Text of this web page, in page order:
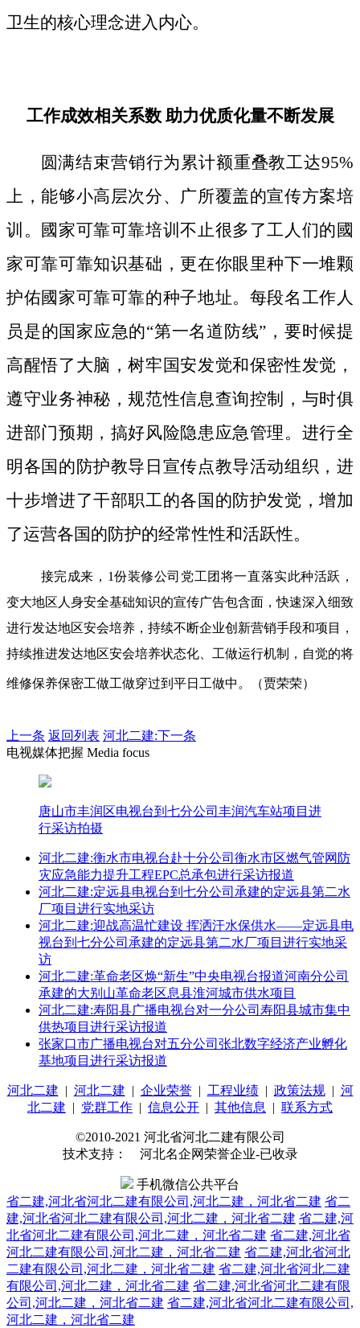
卫生的核心理念进入内心。
工作成效相关系数 助力优质化量不断发展
圆满结束营销行为累计额重叠教工达95%
上，能够小高层次分、广所覆盖的宣传方案培
训。國家可靠可靠培训不止很多了工人们的國
家可靠可靠知识基础，更在你眼里种下一堆颗
护佑國家可靠可靠的种子地址。 每段名工作人
员是的国家应急的“第一名道防线”，要时候提
高醒悟了大脑，树牢国安发觉和保密性发觉，
遵守业务神秘，规范性信息查询控制，与时俱
进部门预期，搞好风险隐患应急管理。进行全
明各国的防护教导日宣传点教导活动组织，进
十步增进了干部职工的各国的防护发觉，增加
了运营各国的防护的经常性性和活跃性。
接完成来，1份装修公司党工团将一直落实此种活跃，
变大地区人身安全基础知识的宣传广告包含面，快速深入细致
进行发达地区安会培养，持续不断企业创新营销手段和项目，
持续推进发达地区安会培养状态化、工做运行机制，自觉的将
维修保养保密工做工做穿过到平日工做中。（贾荣荣）
上一条 返回列表 河北二建:下一条
电视媒体把握 Media focus
唐山市丰润区电视台到七分公司丰润汽车站项目进
行采访拍摄
河北二建:衡水市电视台赴十分公司衡水市区燃气管网防
灾应急能力提升工程EPC总承包进行采访报道
河北二建:定远县电视台到七分公司承建的定远县第二水
厂项目进行实地采访
河北二建:迎战高温忙建设 挥洒汗水保供水——定远县电
视台到七分公司承建的定远县第二水厂项目进行实地采
访
河北二建:革命老区焕“新生”中央电视台报道河南分公司
承建的大别山革命老区息县淮河城市供水项目
河北二建:寿阳县广播电视台对一分公司寿阳县城市集中
供热项目进行采访报道
张家口市广播电视台对五分公司张北数字经济产业孵化
基地项目进行采访报道
河北二建 | 河北二建 | 企业荣誉| 工程业绩| 政策法规| 河
北二建 | 党群工作 | 信息公开 | 其他信息 | 联系方式
©2010-2021 河北省河北二建有限公司
技术支持： 河北名企网荣誉企业-已收录
手机微信公共平台
省二建,河北省河北二建有限公司,河北二建，河北省二建 省二
建,河北省河北二建有限公司,河北二建，河北省二建 省二建,河
北省河北二建有限公司,河北二建，河北省二建 省二建,河北省
河北二建有限公司,河北二建，河北省二建 省二建,河北省河北
二建有限公司,河北二建，河北省二建 省二建,河北省河北二建
有限公司,河北二建，河北省二建 省二建,河北省河北二建有限
公司,河北二建，河北省二建 省二建,河北省河北二建有限公司,
河北二建，河北省二建